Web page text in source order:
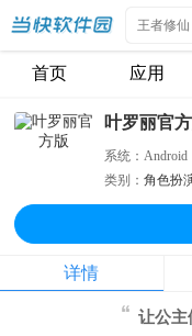
首页 应用
叶罗丽官
系统：Android
类别：角色扮
详情
让公主